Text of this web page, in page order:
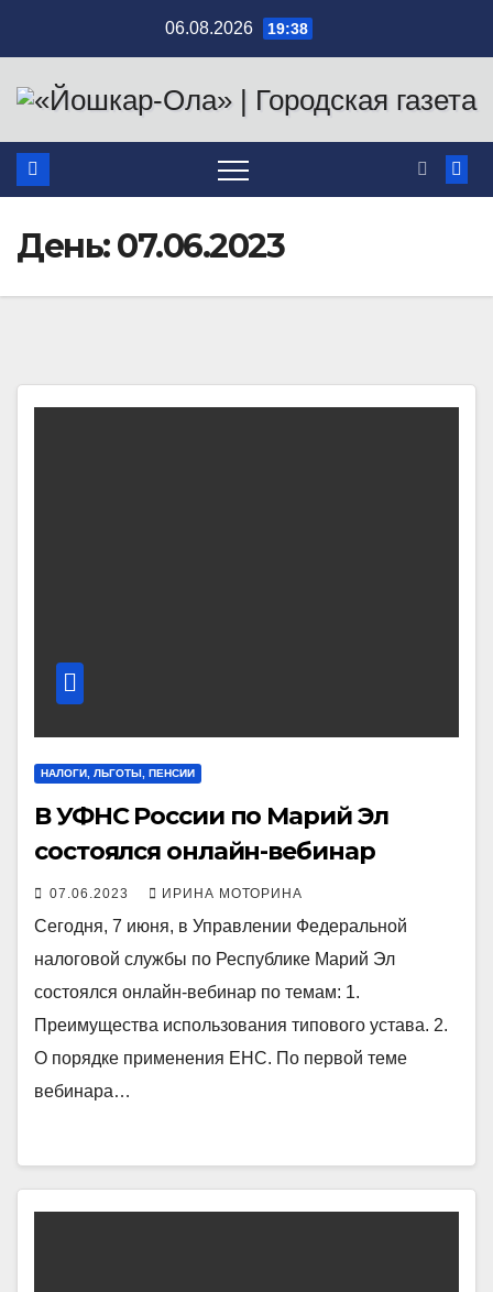
содержимому
06.08.2026 19:38
День:07.06.2023
НАЛОГИ, ЛЬГОТЫ, ПЕНСИИ
В УФНС России по Марий Эл
состоялся онлайн-вебинар
07.06.2023 ИРИНА МОТОРИНА
Сегодня, 7 июня, в Управлении Федеральной
налоговой службы по Республике Марий Эл
состоялся онлайн-вебинар по темам: 1.
Преимущества использования типового устава. 2.
О порядке применения ЕНС. По первой теме
вебинара…